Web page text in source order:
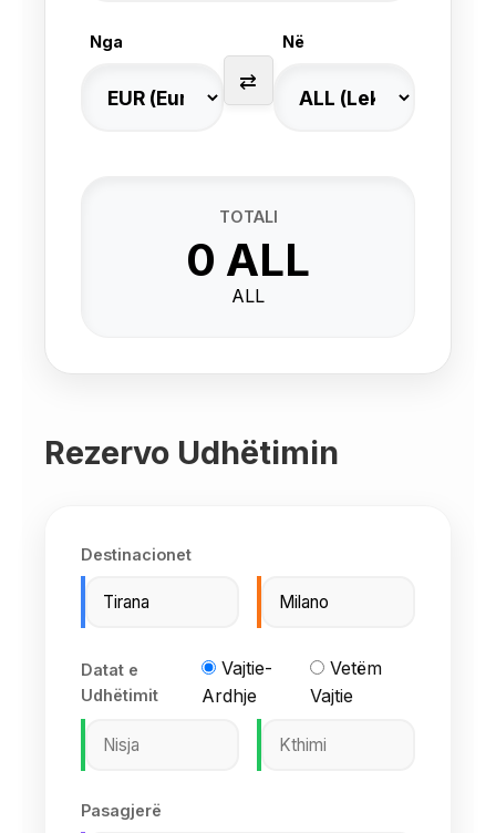
Nga
⇄
Në
TOTALI
0 ALL
ALL
Rezervo Udhëtimin
Destinacionet
Datat e
Udhëtimit
Vajtie-
Ardhje
Vetëm
Vajtie
Pasagjerë